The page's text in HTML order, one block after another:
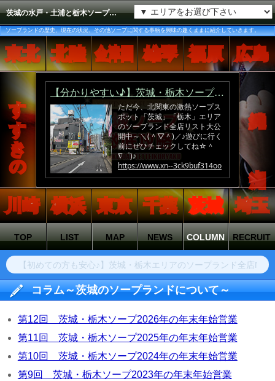
茨城の水戸・土浦と栃木ソープに関連する事柄をコラム形式で紹介します。
ソープランドの歴史、現在の状況、その他ソープに関する事柄を興味の趣くままに紹介していきます。
東北 北陸 金津園 雄琴 福原 広島
すすきの
川崎 横浜 東京 千葉 茨城 埼玉
TOP LIST MAP NEWS COLUMN RECRUIT
【初めての方も安心♪】茨城・栃木エリアのソープランド全店
コラム～茨城のソープランドについて～
第12回 茨城・栃木ソープ2026年の年末年始営業
第11回 茨城・栃木ソープ2025年の年末年始営業
第10回 茨城・栃木ソープ2024年の年末年始営業
第9回 茨城・栃木ソープ2023年の年末年始営業